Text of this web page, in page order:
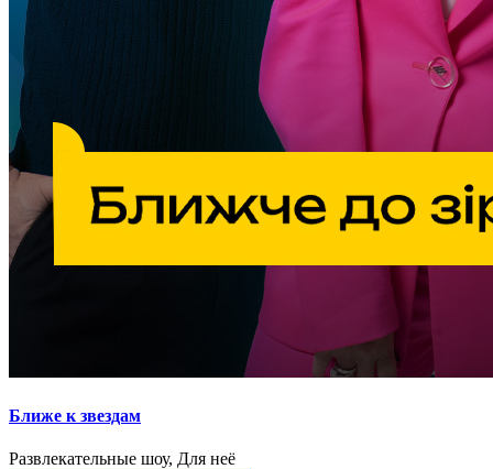
Ближе к звездам
Развлекательные шоу, Для неё